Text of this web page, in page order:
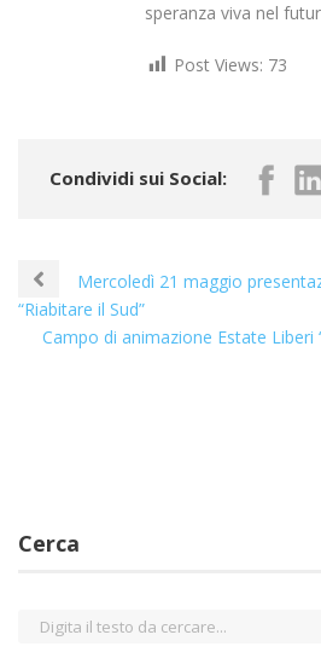
speranza viva nel
Post Views: 73
Condividi sui Social:
Mercoledì 21 maggio
“Riabitare il Sud”
Campo di animazione Estate Liberi
Cerca